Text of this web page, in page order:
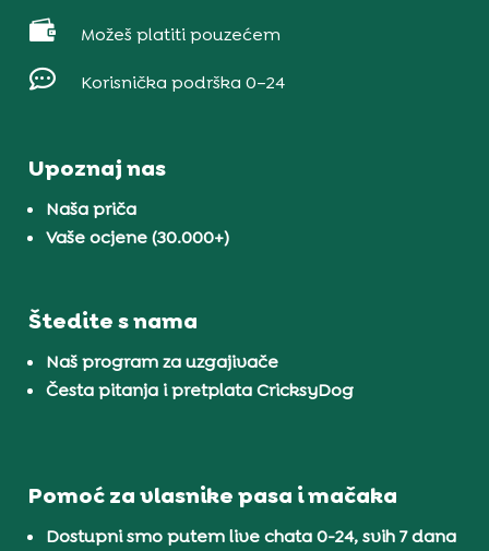
 Možeš platiti pouzećem
 Korisnička podrška 0–24
Upoznaj nas
Naša priča
Vaše ocjene (30.000+)
Štedite s nama
Naš program za uzgajivače
Česta pitanja i pretplata CricksyDog
Pomoć za vlasnike pasa i mačaka
Dostupni smo putem live chata 0-24, svih 7 dana